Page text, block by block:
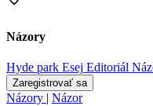
Názory
Hyde park Esej Editoriál
Zaregistrovať sa
Názory | Názor